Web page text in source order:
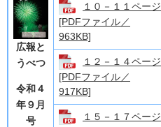
広報と
うべつ
令和４
年９ 月
号
１０－１１ページ
[PDFファイル／
963KB]
１２－１４ページ
[PDFファイル／
917KB]
１５－１７ページ